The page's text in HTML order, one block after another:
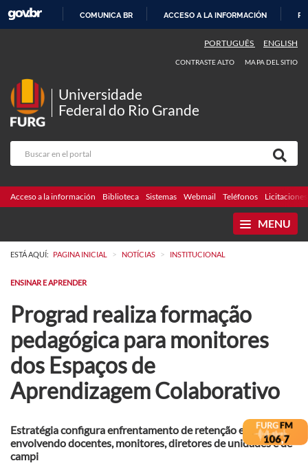
CONTENIDO
COMUNICA BR ACCESO A LA INFORMACIÓN
PORTUGUÊS ENGLISH
CONTRASTE ALTO MAPA DEL SITIO
Universidade
Federal do Rio Grande
Acceso a la información Biblioteca Sistemas Webmail Teléfonos Licitaciones
MENU
ESTÁ AQUÍ: PAGINA INICIAL > NOTÍCIAS > INSTITUCIONAL
ENSINAR E APRENDER
Prograd realiza formação
pedagógica para monitores
dos Espaços de
Aprendizagem Colaborativo
Estratégia configura enfrentamento de retenção e da evasão,
envolvendo docentes, monitores, diretores de unidades e de
campi